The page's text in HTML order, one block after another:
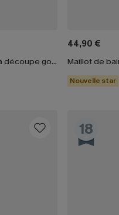
Maillot de bain une pièce fleuri à découpe goutte d'eau
44,90 €
Nouvelle star
18